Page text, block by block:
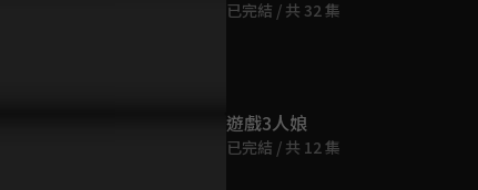
已完結 / 共 32 集
遊戲3人娘
已完結 / 共 12 集